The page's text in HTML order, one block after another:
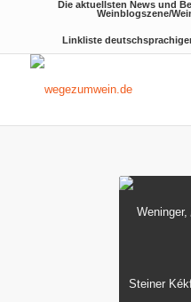
Die aktuellsten News und
Weinblogszene/
Linkliste